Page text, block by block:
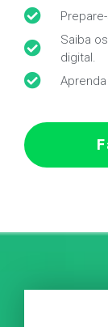
Saiba
digital.